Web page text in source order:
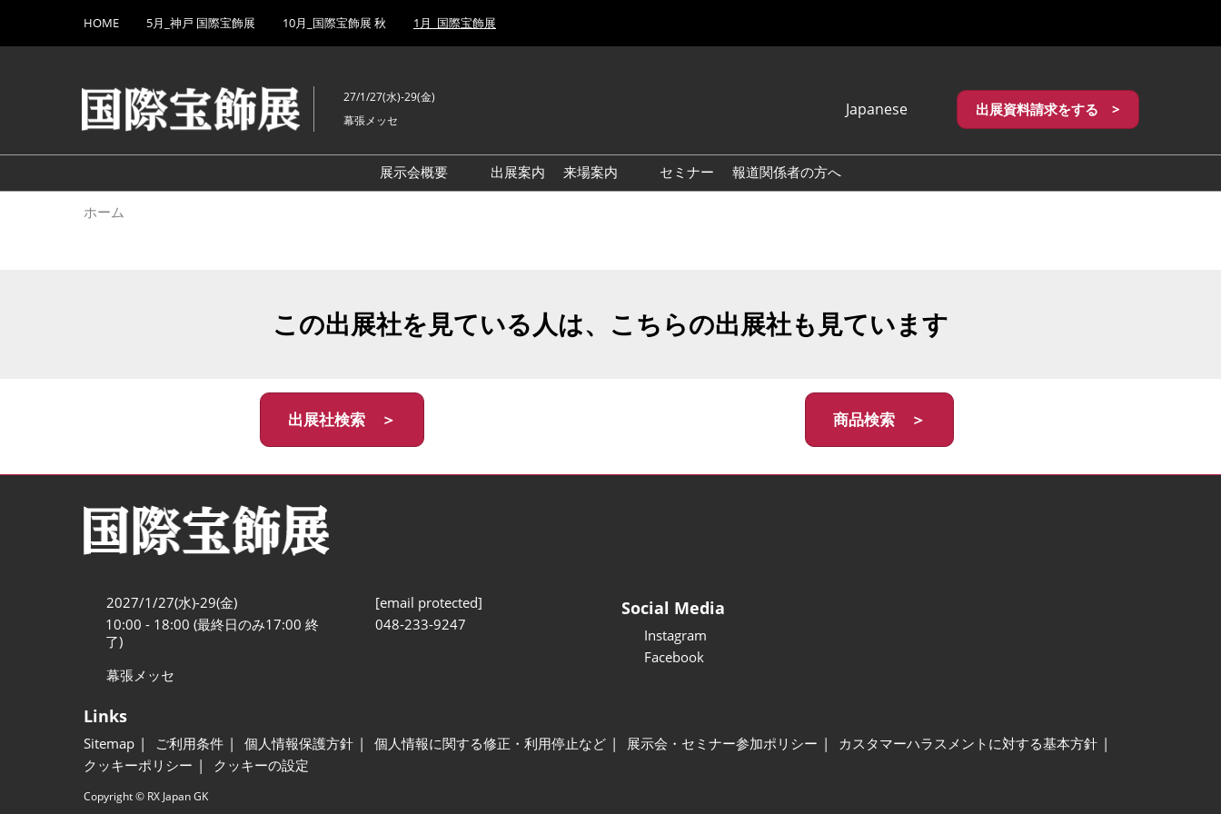
キ
し
て
to
HOME 5月_神戸 国際宝飾展 10月_国際宝飾展 秋 1月_国際宝飾展
27/1/27(水)-29(金)
幕張メッセ
Japanese
English
繁體中文
出展資料請求をする >
展示会概要
出展案内
来場案内
アクセス・来場ガイド
セミナー 報道関係者の方へ
ホーム
この出展社を見ている人は、こちらの出展社も見ています
出展社検索 ＞ 商品検索 ＞
2027/1/27(水)-29(金)
10:00 - 18:00 (最終日のみ17:00 終
了)
幕張メッセ
[email protected]
048-233-9247
Social Media
Instagram
Facebook
Links
Sitemap ご利用条件 個人情報保護方針 個人情報に関する修正・利用停止など 展示会・セミナー参加ポリシー
カスタマーハラスメントに対する基本方針
クッキーポリシー
クッキーの設定
Copyright © RX Japan GK